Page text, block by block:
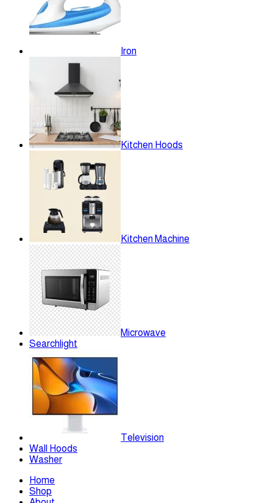
Iron
Kitchen Hoods
Kitchen Machine
Microwave
Searchlight
Television
Wall Hoods
Washer
Home
Shop